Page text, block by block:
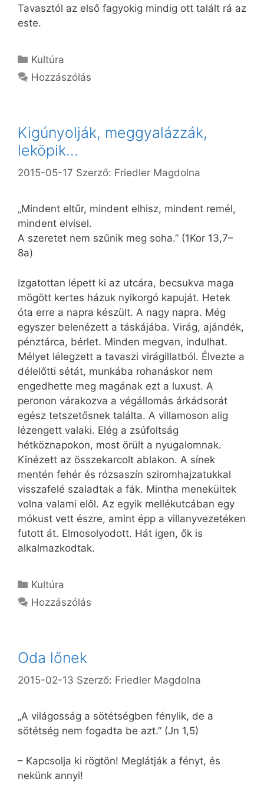
Tavasztól az első fagyokig mindig ott talált rá az
este.
Kategória
Kultúra
Hozzászólás
Kigúnyolják, meggyalázzák,
leköpik…
2015-05-17 Szerző: Friedler Magdolna
„Mindent eltűr, mindent elhisz, mindent remél,
mindent elvisel.
A szeretet nem szűnik meg soha.” (1Kor 13,7–
8a)
Izgatottan lépett ki az utcára, becsukva maga
mögött kertes házuk nyikorgó kapuját. Hetek
óta erre a napra készült. A nagy napra. Még
egyszer belenézett a táskájába. Virág, ajándék,
pénztárca, bérlet. Minden megvan, indulhat.
Mélyet lélegzett a tavaszi virágillatból. Élvezte a
délelőtti sétát, munkába rohanáskor nem
engedhette meg magának ezt a luxust. A
peronon várakozva a végállomás árkádsorát
egész tetszetősnek találta. A villamoson alig
lézengett valaki. Elég a zsúfoltság
hétköznapokon, most örült a nyugalomnak.
Kinézett az összekarcolt ablakon. A sínek
mentén fehér és rózsaszín sziromhajzatukkal
visszafelé szaladtak a fák. Mintha menekültek
volna valami elől. Az egyik mellékutcában egy
mókust vett észre, amint épp a villanyvezetéken
futott át. Elmosolyodott. Hát igen, ők is
alkalmazkodtak.
Kategória
Kultúra
Hozzászólás
Oda lőnek
2015-02-13 Szerző: Friedler Magdolna
„A világosság a sötétségben fénylik, de a
sötétség nem fogadta be azt.” (Jn 1,5)
– Kapcsolja ki rögtön! Meglátják a fényt, és
nekünk annyi!